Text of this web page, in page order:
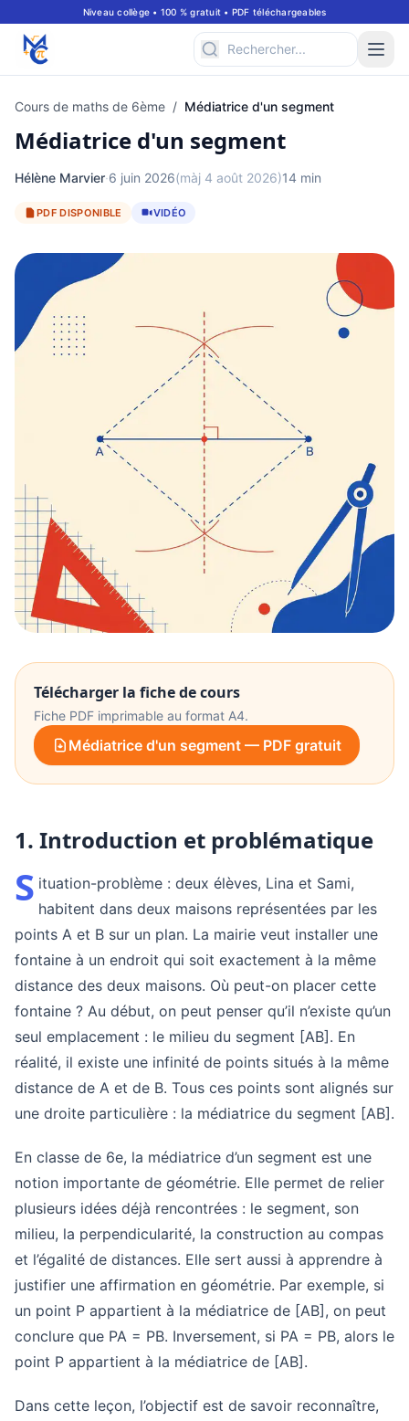
Niveau collège • 100 % gratuit • PDF téléchargeables
Cours de maths de 6ème / Médiatrice d'un segment
Médiatrice d'un segment
Hélène Marvier·6 juin 2026(màj 4 août 2026)14 min
PDF DISPONIBLE VIDÉO
Télécharger la fiche de cours
Fiche PDF imprimable au format A4.
Médiatrice d'un segment — PDF gratuit
1. Introduction et problématique
S ituation-problème : deux élèves, Lina et Sami,
habitent dans deux maisons représentées par les
points A et B sur un plan. La mairie veut installer une
fontaine à un endroit qui soit exactement à la même
distance des deux maisons. Où peut-on placer cette
fontaine ? Au début, on peut penser qu’il n’existe qu’un
seul emplacement : le milieu du segment [AB]. En
réalité, il existe une infinité de points situés à la même
distance de A et de B. Tous ces points sont alignés sur
une droite particulière : la médiatrice du segment [AB].
En classe de 6e, la médiatrice d’un segment est une
notion importante de géométrie. Elle permet de relier
plusieurs idées déjà rencontrées : le segment, son
milieu, la perpendicularité, la construction au compas
et l’égalité de distances. Elle sert aussi à apprendre à
justifier une affirmation en géométrie. Par exemple, si
un point P appartient à la médiatrice de [AB], on peut
conclure que PA = PB. Inversement, si PA = PB, alors le
point P appartient à la médiatrice de [AB].
Dans cette leçon, l’objectif est de savoir reconnaître,